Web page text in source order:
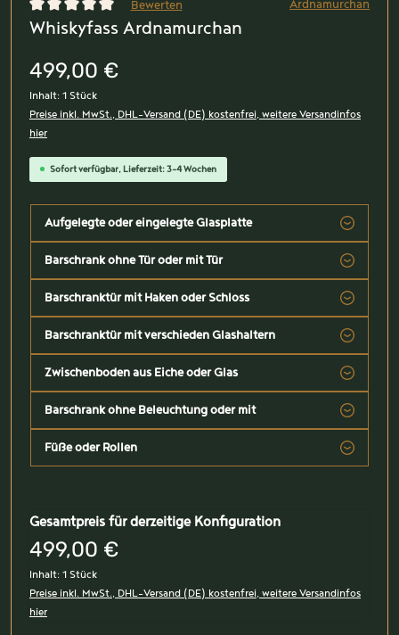
Durchschnittliche Bewertung von 0 von 5 Sternen
Bewerten Ardnamurchan
Whiskyfass Ardnamurchan
499,00 €
Inhalt: 1 Stück
Preise inkl. MwSt., DHL-Versand (DE) kostenfrei, weitere Versandinfos
hier
Sofort verfügbar, Lieferzeit: 3-4 Wochen
Aufgelegte oder eingelegte Glasplatte
Barschrank ohne Tür oder mit Tür
Barschranktür mit Haken oder Schloss
Barschranktür mit verschieden Glashaltern
Zwischenboden aus Eiche oder Glas
Barschrank ohne Beleuchtung oder mit
Füße oder Rollen
Gesamtpreis für derzeitige Konfiguration
499,00 €
Inhalt: 1 Stück
Preise inkl. MwSt., DHL-Versand (DE) kostenfrei, weitere Versandinfos
hier